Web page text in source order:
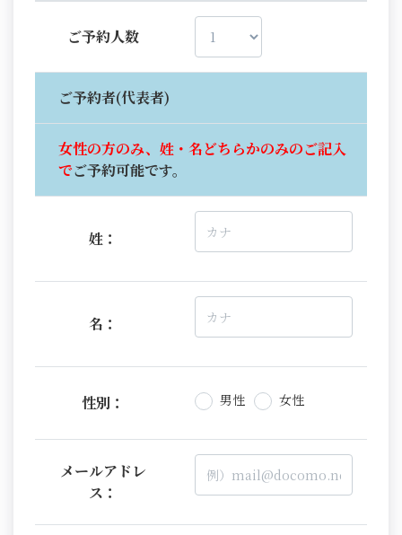
ご予約人数
ご予約者(代表者)
女性の方のみ、姓・名どちらかのみのご記入
でご予約可能です。
姓：
名：
性別： 男性 女性
メールアドレ
ス：